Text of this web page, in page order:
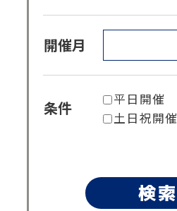
開催月
条件
平日開催
土日祝開催
検索